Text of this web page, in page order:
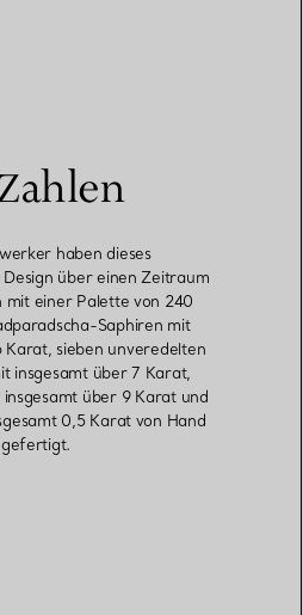
haben dieses
über einen Zeitraum
mit einer Palette von 240
Saphiren mit
Karat, sieben unveredelten
insgesamt über 7 Karat,
über 9 Karat und
0,5 Karat von Hand
gefertigt.